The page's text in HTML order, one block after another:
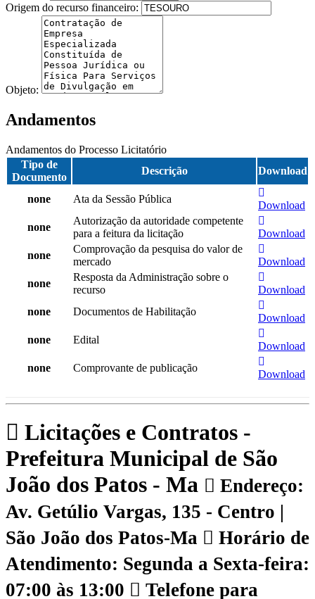
Origem do recurso financeiro:
Objeto:
Andamentos
Andamentos do Processo Licitatório
Tipo de
Documento
Descrição Download
none Ata da Sessão Pública
Download
none
Autorização da autoridade competente
para a feitura da licitação
Download
none
Comprovação da pesquisa do valor de
mercado
Download
none
Resposta da Administração sobre o
recurso
Download
none
Documentos de Habilitação
Download
none
Edital
Download
none
Comprovante de publicação
Download
Licitações e Contratos -
Prefeitura Municipal de São
João dos Patos - Ma
Endereço:
Av. Getúlio Vargas, 135 - Centro |
São João dos Patos-Ma
Horário de
Atendimento: Segunda a Sexta-feira:
07:00 às 13:00
Telefone para